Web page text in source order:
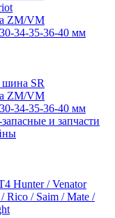
ZM/VM
34-35-36-40 мм
шина SR
ZM/VM
34-35-36-40 мм
и запчасти
Hunter / Venator
Rico / Saim / Mate /